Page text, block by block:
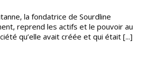
la fondatrice de Sourdline
reprend les actifs et le pouvoir au
qu’elle avait créée et qui était [...]